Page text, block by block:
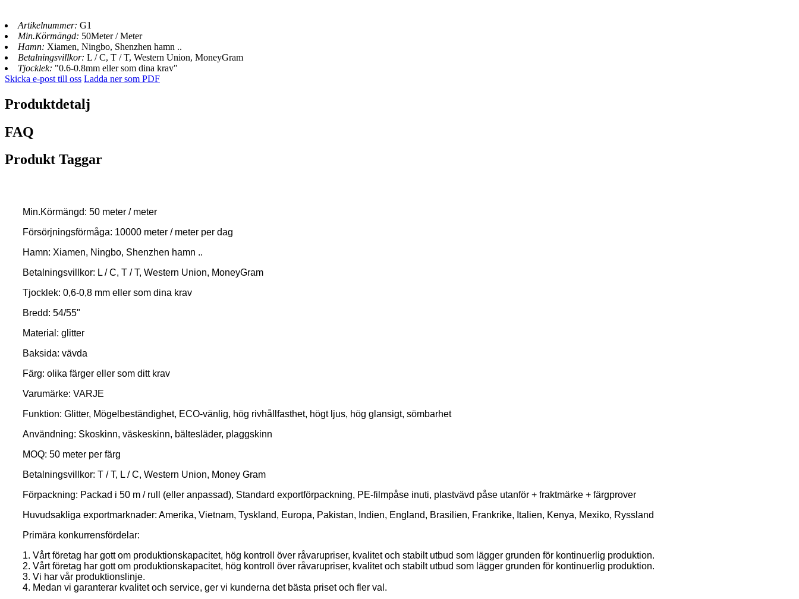
Artikelnummer: G1
Min.Körmängd: 50Meter / Meter
Hamn: Xiamen, Ningbo, Shenzhen hamn ..
Betalningsvillkor: L / C, T / T, Western Union, MoneyGram
Tjocklek: "0.6-0.8mm eller som dina krav"
Skicka e-post till oss Ladda ner som PDF
Produktdetalj
FAQ
Produkt Taggar
Min.Körmängd: 50 meter / meter
Försörjningsförmåga: 10000 meter / meter per dag
Hamn: Xiamen, Ningbo, Shenzhen hamn ..
Betalningsvillkor: L / C, T / T, Western Union, MoneyGram
Tjocklek: 0,6-0,8 mm eller som dina krav
Bredd: 54/55"
Material: glitter
Baksida: vävda
Färg: olika färger eller som ditt krav
Varumärke: VARJE
Funktion: Glitter, Mögelbeständighet, ECO-vänlig, hög rivhållfasthet, högt ljus, hög glansigt, sömbarhet
Användning: Skoskinn, väskeskinn, bältesläder, plaggskinn
MOQ: 50 meter per färg
Betalningsvillkor: T / T, L / C, Western Union, Money Gram
Förpackning: Packad i 50 m / rull (eller anpassad), Standard exportförpackning, PE-filmpåse inuti, plastvävd påse utanför + fraktmärke + färgprover
Huvudsakliga exportmarknader: Amerika, Vietnam, Tyskland, Europa, Pakistan, Indien, England, Brasilien, Frankrike, Italien, Kenya, Mexiko, Ryssland
Primära konkurrensfördelar:
1. Vårt företag har gott om produktionskapacitet, hög kontroll över råvarupriser, kvalitet och stabilt utbud som lägger grunden för kontinuerlig produktion.
2. Vårt företag har gott om produktionskapacitet, hög kontroll över råvarupriser, kvalitet och stabilt utbud som lägger grunden för kontinuerlig produktion.
3. Vi har vår produktionslinje.
4. Medan vi garanterar kvalitet och service, ger vi kunderna det bästa priset och fler val.